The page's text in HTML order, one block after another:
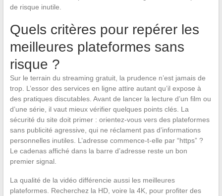
de risque inutile.
Quels critères pour repérer les
meilleures plateformes sans
risque ?
Sur le terrain du streaming gratuit, la prudence n’est jamais de
trop. L’essor des services en ligne attire autant qu’il expose à
des pratiques discutables. Avant de lancer la lecture d’un film ou
d’une série, il vaut mieux vérifier quelques points clés. La
sécurité du site doit primer : orientez-vous vers des plateformes
sans publicité agressive, qui ne réclament pas d’informations
personnelles inutiles. L’adresse commence-t-elle par “https” ?
Le cadenas affiché dans la barre d’adresse reste un bon
premier signal.
La qualité de la vidéo différencie aussi les meilleures
plateformes. Recherchez la HD, voire la 4K, pour profiter des